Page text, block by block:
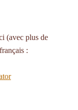
(avec plus de
: